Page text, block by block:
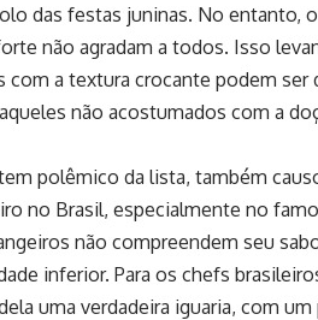
das festas juninas. No entanto,
não agradam a todos. Isso
a textura crocante podem ser
não acostumados com a
polêmico da lista, também
no Brasil, especialmente no
não compreendem seu
inferior. Para os chefs
uma verdadeira iguaria, com